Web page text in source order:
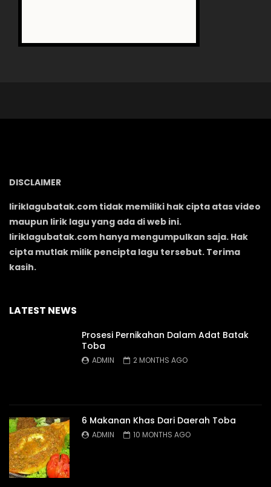
DISCLAIMER
liriklagubatak.com tidak memiliki hak cipta atas video
maupun lirik lagu yang ada di web ini.
liriklagubatak.com hanya mengumpulkan saja. Hak
cipta mutlak milik pencipta lagu tersebut. Terima
kasih.
LATEST NEWS
Prosesi Pernikahan Dalam Adat Batak
Toba
ADMIN 2 MONTHS AGO
6 Makanan Khas Dari Daerah Toba
ADMIN 10 MONTHS AGO